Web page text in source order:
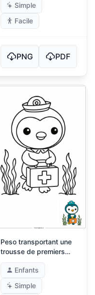
Simple
Facile
PNG PDF
Peso transportant une
trousse de premiers
secours à travers les
alguesEnfants
Simple